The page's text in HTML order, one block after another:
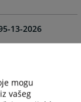
13-2026
7-2026
mogu
vašeg